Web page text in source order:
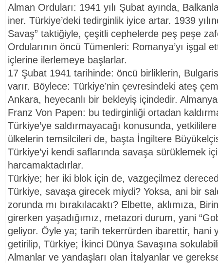
Alman Orduları: 1941 yılı Şubat ayında,
iner. Türkiye’deki tedirginlik iyice artar. 1939
Savaş” taktiğiyle, çeşitli cephelerde peş peşe
Ordularının öncü Tümenleri: Romanya’yı işgal
içlerine ilerlemeye başlarlar.
17 Şubat 1941 tarihinde: öncü birliklerin,
varır. Böylece: Türkiye’nin çevresindeki ateş
Ankara, heyecanlı bir bekleyiş içindedir.
Franz Von Papen: bu tedirginliği ortadan
Türkiye’ye saldırmayacağı konusunda,
ülkelerin temsilcileri de, başta İngiltere
Türkiye’yi kendi saflarında savaşa sürüklemek
harcamaktadırlar.
Türkiye; her iki blok için de, vazgeçilmez
Türkiye, savaşa girecek miydi? Yoksa, ani bir
zorunda mı bırakılacaktı? Elbette, aklımıza,
girerken yaşadığımız, metazori durum, yani
geliyor. Öyle ya; tarih tekerrürden ibarettir, hani
getirilip, Türkiye; İkinci Dünya Savaşına
Almanlar ve yandaşları olan İtalyanlar ve